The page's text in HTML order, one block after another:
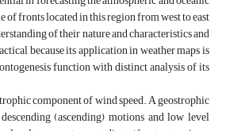
fronts located in this region from west to east
of their nature and characteristics and
because its application in weather maps is
function with distinct analysis of its
component of wind speed. A geostrophic
(ascending) motions and low level